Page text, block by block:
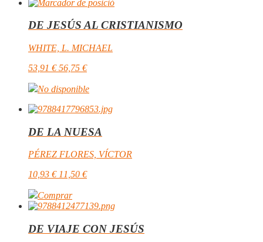
DE JESÚS AL CRISTIANISMO
WHITE, L. MICHAEL
53,91 € 56,75 €
No disponible
DE LA NUESA
PÉREZ FLORES, VÍCTOR
10,93 € 11,50 €
Comprar
DE VIAJE CON JESÚS